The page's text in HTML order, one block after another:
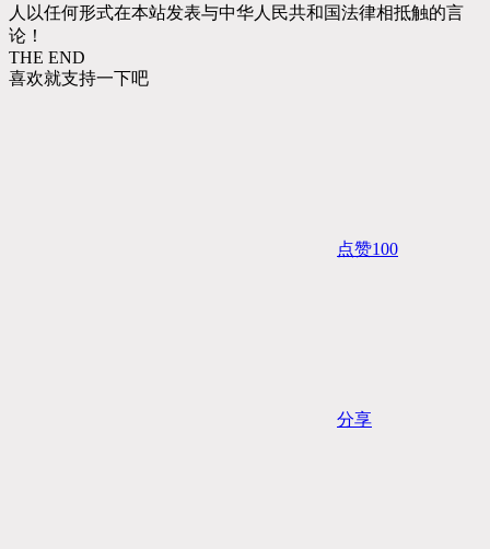
人以任何形式在本站发表与中华人民共和国法律相抵触的言
论！
THE END
喜欢就支持一下吧
点赞100
分享